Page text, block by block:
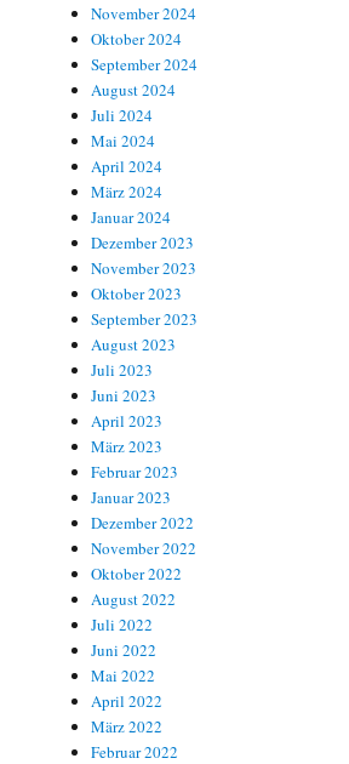
November 2024
Oktober 2024
September 2024
August 2024
Juli 2024
Mai 2024
April 2024
März 2024
Januar 2024
Dezember 2023
November 2023
Oktober 2023
September 2023
August 2023
Juli 2023
Juni 2023
April 2023
März 2023
Februar 2023
Januar 2023
Dezember 2022
November 2022
Oktober 2022
August 2022
Juli 2022
Juni 2022
Mai 2022
April 2022
März 2022
Februar 2022